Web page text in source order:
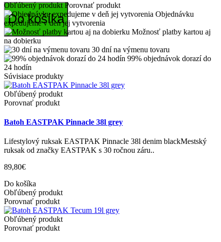
Do košíka
Obľúbený produkt Porovnať produkt
Objednávku
expedujeme v deň jej vytvorenia
Možnosť platby kartou aj
na dobierku
30 dní na výmenu tovaru
99% objednávok dorazí do
24 hodín
Súvisiace produkty
Obľúbený produkt
Porovnať produkt
Batoh EASTPAK Pinnacle 38l grey
Lifestylový ruksak EASTPAK Pinnacle 38l denim blackMestský
ruksak od značky EASTPAK s 30 ročnou záru..
89,80€
Do košíka
Obľúbený produkt
Porovnať produkt
Obľúbený produkt
Porovnať produkt